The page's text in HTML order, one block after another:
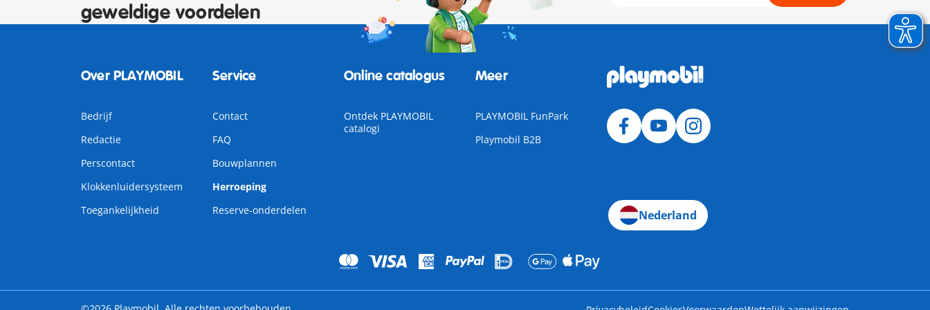
geweldige voordelen
Over PLAYMOBIL
Bedrijf
Redactie
Perscontact
Klokkenluidersysteem
Toegankelijkheid
Service
Contact
FAQ
Bouwplannen
Herroeping
Reserve-onderdelen
Online catalogus
Ontdek PLAYMOBIL
catalogi
Meer
PLAYMOBIL FunPark
Playmobil B2B
Nederland